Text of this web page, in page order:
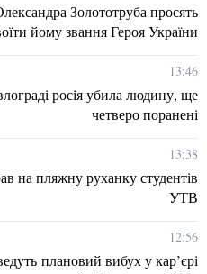
Золототруба просять
йому звання Героя України
13:46
росія убила людину, ще
четверо поранені
13:38
на пляжну руханку студентів
УТВ
12:56
плановий вибух у кар’єрі